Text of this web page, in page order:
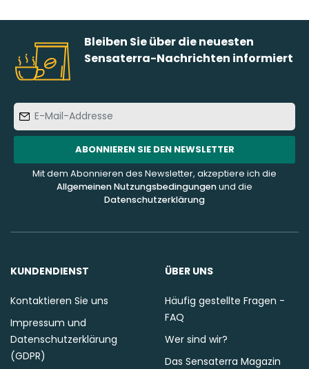
Bleiben Sie über die neuesten
Sensaterra-Nachrichten informiert
Mail-
Addresse
ABONNIEREN SIE DEN NEWSLETTER
Mit dem Abonnieren des Newsletter, akzeptiere ich die
Allgemeinen Nutzungsbedingungenund die
Datenschutzerklärung
KUNDENDIENST
Kontaktieren Sie uns
Impressum und
Datenschutzerklärung
(GDPR)
ÜBER UNS
Häufig gestellte Fragen -
FAQ
Wer sind wir?
Das Sensaterra Magazin